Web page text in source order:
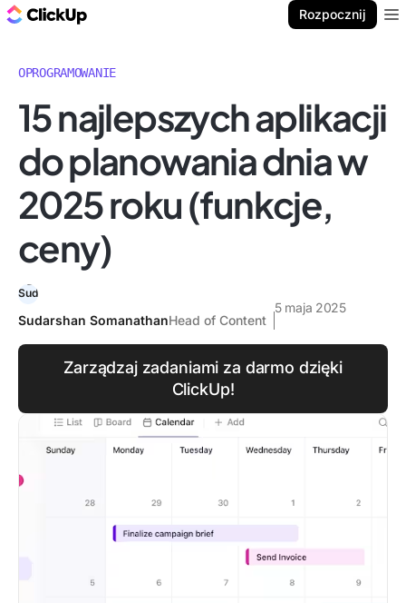
Rozpocznij
OPROGRAMOWANIE
15 najlepszych aplikacji
do planowania dnia w
2025 roku (funkcje,
ceny)
Sudarshan SomanathanHead of Content
5 maja 2025
Zarządzaj zadaniami za darmo dzięki
ClickUp!